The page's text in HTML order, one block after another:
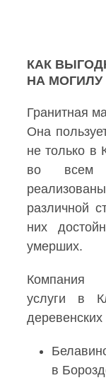
КАК
НА МОГИЛУ
Гранитная
Она
не только в
во всем
различной
них
умерших.
Компания
услуги в
в